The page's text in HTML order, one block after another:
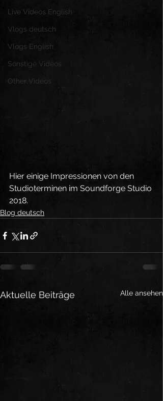
Live Videos English
Vlogs deutsch
Vlogs English
Sonstige Videos
Other Videos
Hier einige Impressionen von den
Studioterminen im Soundforge Studio
2018.
Blog deutsch
Aktuelle Beiträge Alle ansehen